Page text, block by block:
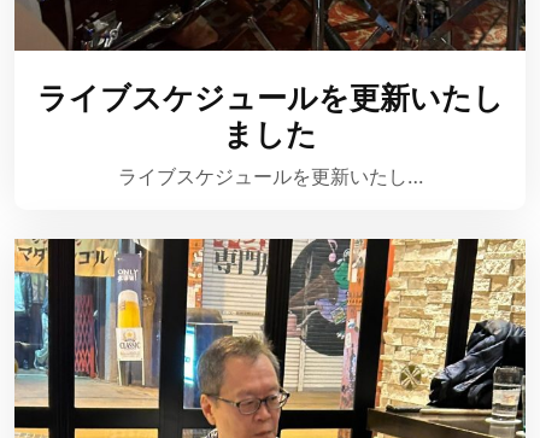
ライブスケジュールを更新いたし
ました
ライブスケジュールを更新いたし…